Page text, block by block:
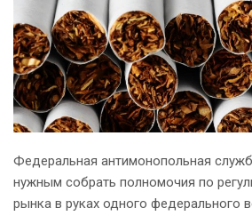
Федеральная антимонопольная
нужным собрать полномочия по
рынка в руках одного федерального